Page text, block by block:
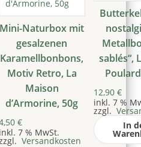
Mini-Naturbox mit
gesalzenen
Karamellbonbons,
Motiv Retro, La
Maison
d’Armorine, 50g
€
inkl. 7 % MwSt.
Versandkosten
sablés“,
12,90 €
inkl. 7 %
zzgl.
In